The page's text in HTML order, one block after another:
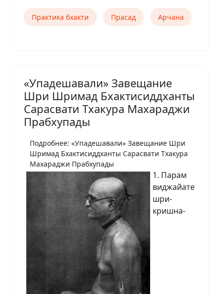
Практика бхакти Прасад Арчана
«Упадешавали» Завещание
Шри Шримад Бхактисиддханты
Сарасвати Тхакура Махараджи
Прабхупады
Подробнее: «Упадешавали» Завещание Шри
Шримад Бхактисиддханты Сарасвати Тхакура
Махараджи Прабхупады
1. Парам
виджайате
шри-
кришна-